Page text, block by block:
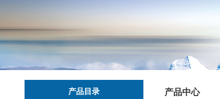
产品目录 产品中心